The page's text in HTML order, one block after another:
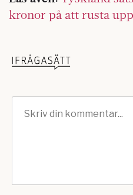
kronor på att rusta